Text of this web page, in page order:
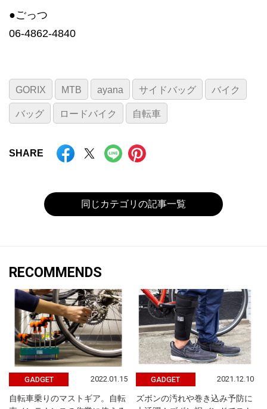
●ごっつ
06-4862-4840
GORIX MTB ayana サイドバッグ バイク
バッグ ロードバイク 自転車
SHARE
同じカテゴリの記事一覧
RECOMMENDS
GADGET 2022.01.15
自転車乗りのマストギア。自転
GADGET 2021.12.10
ズボンの汚れや巻き込み予防に